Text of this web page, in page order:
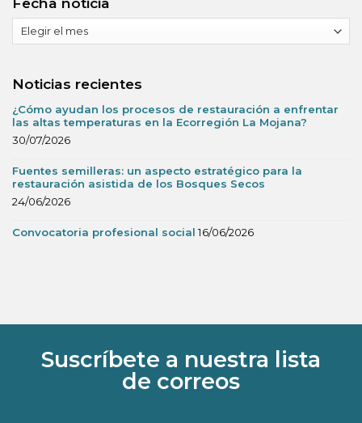
noticia
Noticias recientes
¿Cómo ayudan los procesos de restauración a enfrentar
las altas temperaturas en la Ecorregión La Mojana?
30/07/2026
Fuentes semilleras: un aspecto estratégico para la
restauración asistida de los Bosques Secos
24/06/2026
Convocatoria profesional social 16/06/2026
Suscríbete a nuestra lista
de correos